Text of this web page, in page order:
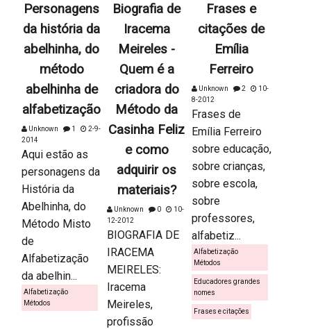
Personagens
da história da
abelhinha, do
método
abelhinha de
alfabetização
Unknown 1
2-9-
2014
Aqui estão as
personagens da
História da
Abelhinha, do
Método Misto
de
Alfabetização
da abelhin...
Alfabetização
Métodos
Biografia de
Iracema
Meireles -
Quem é a
criadora do
Método da
Casinha Feliz
e como
adquirir os
materiais?
Unknown 0
10-
12-2012
BIOGRAFIA DE
IRACEMA
MEIRELES:
Iracema
Meireles,
profissão
Frases e
citações de
Emília
Ferreiro
Unknown 2
10-
8-2012
Frases de
Emília Ferreiro
sobre educação,
sobre crianças,
sobre escola,
sobre
professores,
alfabetiz...
Alfabetização
Métodos
Educadores grandes
nomes
Frases e citações